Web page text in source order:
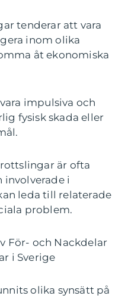
tenderar att vara
inom olika
åt ekonomiska
impulsiva och
fysisk skada eller
är ofta
involverade i
leda till relaterade
problem.
För- och Nackdelar
i Sverige
olika synsätt på